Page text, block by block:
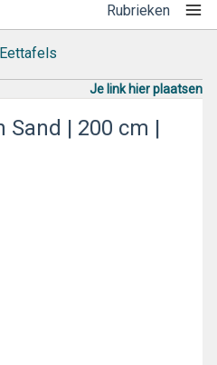
Rubrieken
Eettafels
Je link hier plaatsen
Sand | 200 cm |